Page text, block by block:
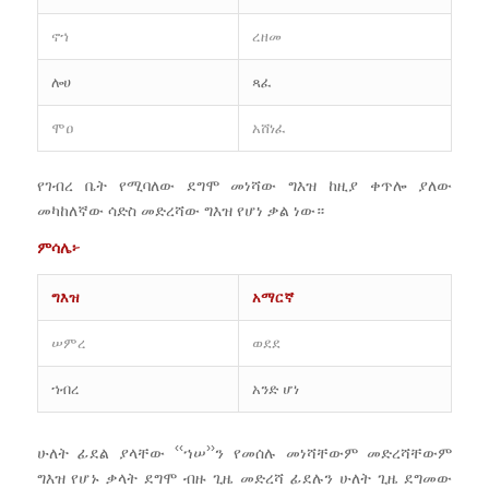
ኖኀ ረዘመ
ሎሀ ጻፈ
ሞዐ አሸነፈ
የገብረ ቤት የሚባለው ደግሞ መነሻው ግእዝ ከዚያ ቀጥሎ ያለው
መካከለኛው ሳድስ መድረሻው ግእዝ የሆነ ቃል ነው።
ምሳሌ፦
ግእዝ አማርኛ
ሠምረ ወደደ
ኀብረ አንድ ሆነ
ሁለት ፊደል ያላቸው ‹‹ኀሠ››ን የመሰሉ መነሻቸውም መድረሻቸውም
ግእዝ የሆኑ ቃላት ደግሞ ብዙ ጊዜ መድረሻ ፊደሉን ሁለት ጊዜ ደግመው